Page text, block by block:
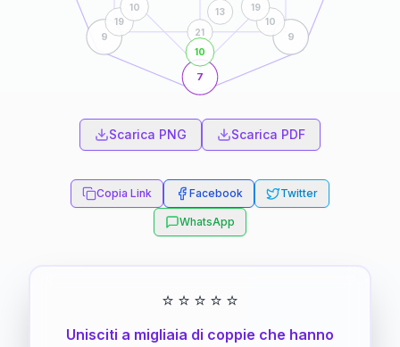
7
9 9
21
13
10
19
10
10
19
Scarica PNG Scarica PDF
Copia Link Facebook Twitter
WhatsApp
⭐ ⭐ ⭐ ⭐ ⭐
Unisciti a migliaia di coppie che hanno